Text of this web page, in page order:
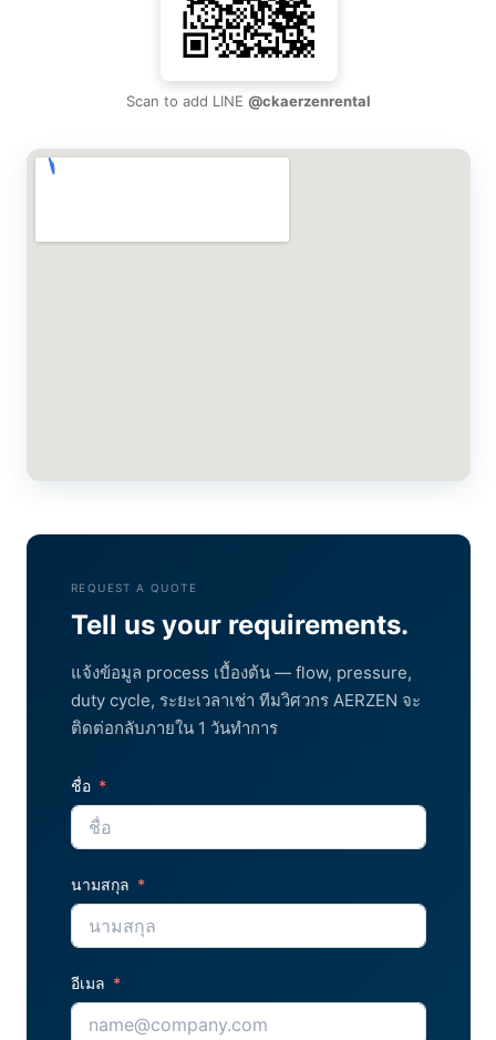
Scan to add LINE@ckaerzenrental
REQUEST A QUOTE
Tell us your requirements.
แจ้งข้อมูล process เบื้องต้น — flow, pressure,
duty cycle, ระยะเวลาเช่า ทีมวิศวกร AERZEN จะ
ติดต่อกลับภายใน 1 วันทำการ
ชื่อ
นามสกุล
อีเมล